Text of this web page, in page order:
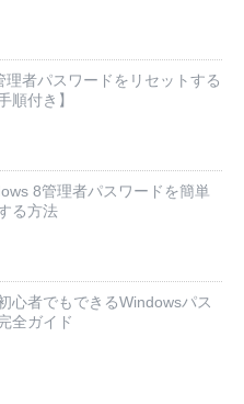
理者パスワードをリセットする
順付き】
8管理者パスワードを簡単
る方法
心者でもできるWindowsパス
全ガイド